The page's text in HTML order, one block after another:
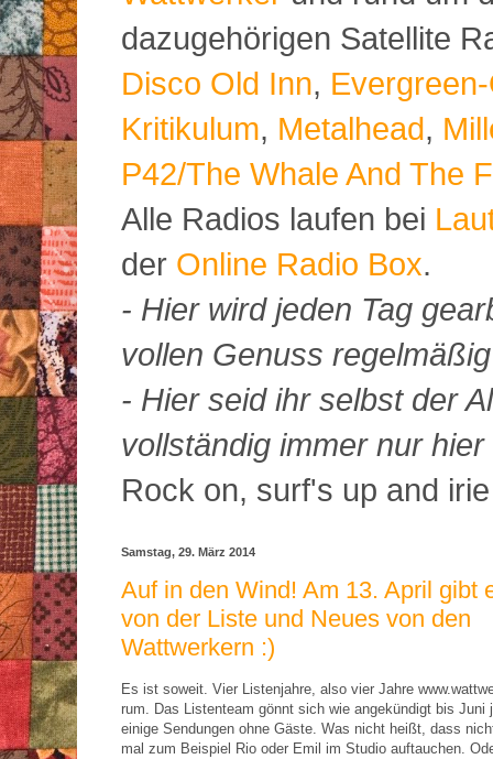
dazugehörigen Satellite
Disco Old Inn,
Kritikulum, Metalhead,
P42/The Whale And The
Alle Radios laufen bei
der Online Radio Box.
- Hier wird jeden Tag
vollen Genuss
- Hier seid ihr selbst der
vollständig immer nur
Rock on, surf's up and
Samstag, 29. März 2014
Auf in den Wind! Am 13. April gibt
von der Liste und Neues von den
Wattwerkern :)
Es ist soweit. Vier Listenjahre, also vier Jahre
rum. Das Listenteam gönnt sich wie angekündigt bis Juni
einige Sendungen ohne Gäste. Was nicht heißt, dass
mal zum Beispiel Rio oder Emil im Studio auftauchen.